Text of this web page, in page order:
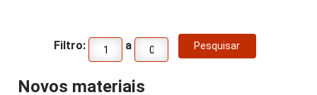
Filtro: a
Novos materiais